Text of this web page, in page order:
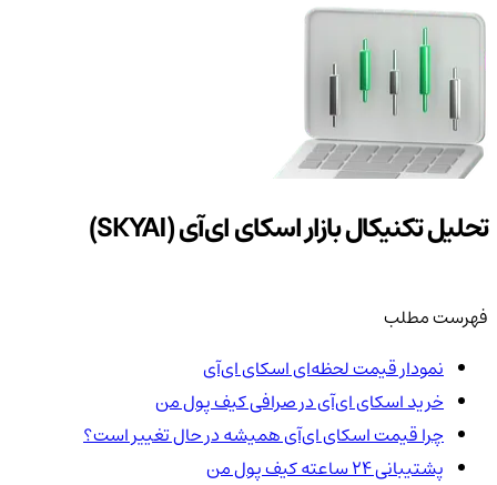
تحلیل تکنیکال بازار اسکای ای‌آی (SKYAI)
فهرست مطلب
نمودار قیمت لحظه‌ای اسکای ای‌آی
خرید اسکای ای‌آی در صرافی کیف پول من
چرا قیمت اسکای ای‌آی همیشه در حال تغییر است؟
پشتیبانی ۲۴ ساعته کیف پول من